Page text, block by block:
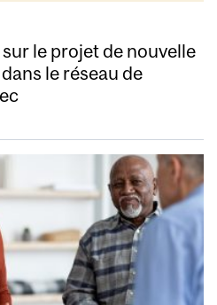
le projet de nouvelle
le réseau de